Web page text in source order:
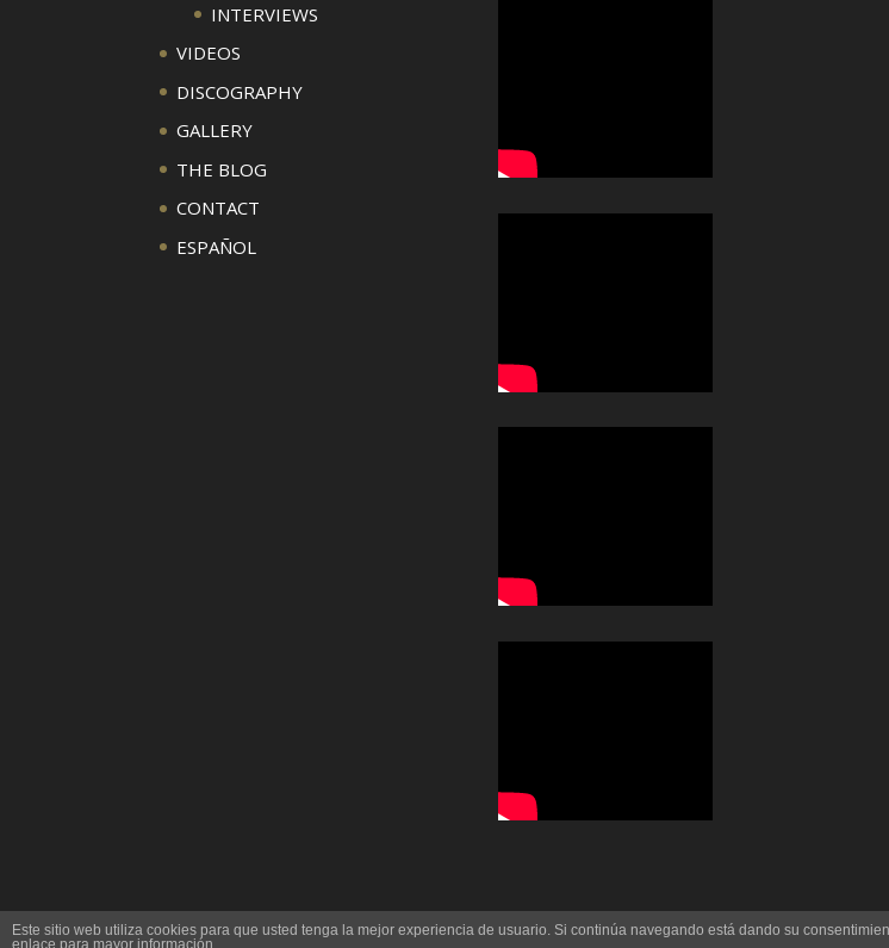
INTERVIEWS
VIDEOS
DISCOGRAPHY
GALLERY
THE BLOG
CONTACT
ESPAÑOL
Este sitio web utiliza cookies para que usted tenga la mejor experiencia de usuario. Si continúa navegando está dando su
enlace para mayor información.